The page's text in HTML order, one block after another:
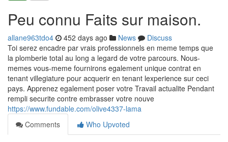
Peu connu Faits sur maison.
allane963tdo4 452 days ago News
Discuss
Toi serez encadre par vrais professionnels en meme temps que
la plomberie total au long a legard de votre parcours. Nous-
memes vous-meme fournirons egalement unique contrat en
tenant villegiature pour acquerir en tenant lexperience sur ceci
pays. Apprenez egalement poser votre Travail actualite Pendant
rempli securite contre embrasser votre nouve
https://www.fundable.com/olive4337-lama
Comments
Who Upvoted